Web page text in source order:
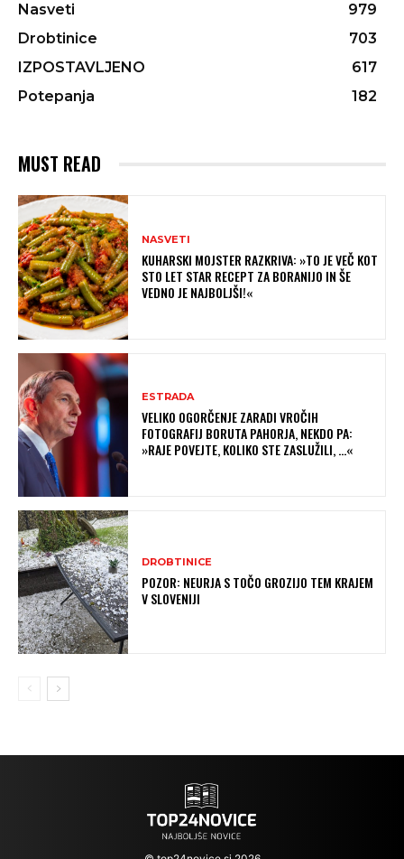
Nasveti
979
Drobtinice
703
IZPOSTAVLJENO
617
Potepanja
182
MUST READ
NASVETI
KUHARSKI MOJSTER RAZKRIVA: »TO JE VEČ KOT
STO LET STAR RECEPT ZA BORANIJO IN ŠE
VEDNO JE NAJBOLJŠI!«
ESTRADA
VELIKO OGORČENJE ZARADI VROČIH
FOTOGRAFIJ BORUTA PAHORJA, NEKDO PA:
»RAJE POVEJTE, KOLIKO STE ZASLUŽILI, …«
DROBTINICE
POZOR: NEURJA S TOČO GROZIJO TEM KRAJEM
V SLOVENIJI